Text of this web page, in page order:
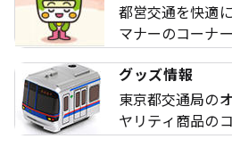
都営交通を快適
マナーのコーナー
グッズ情報
東京都交通局の
ヤリティ商品の